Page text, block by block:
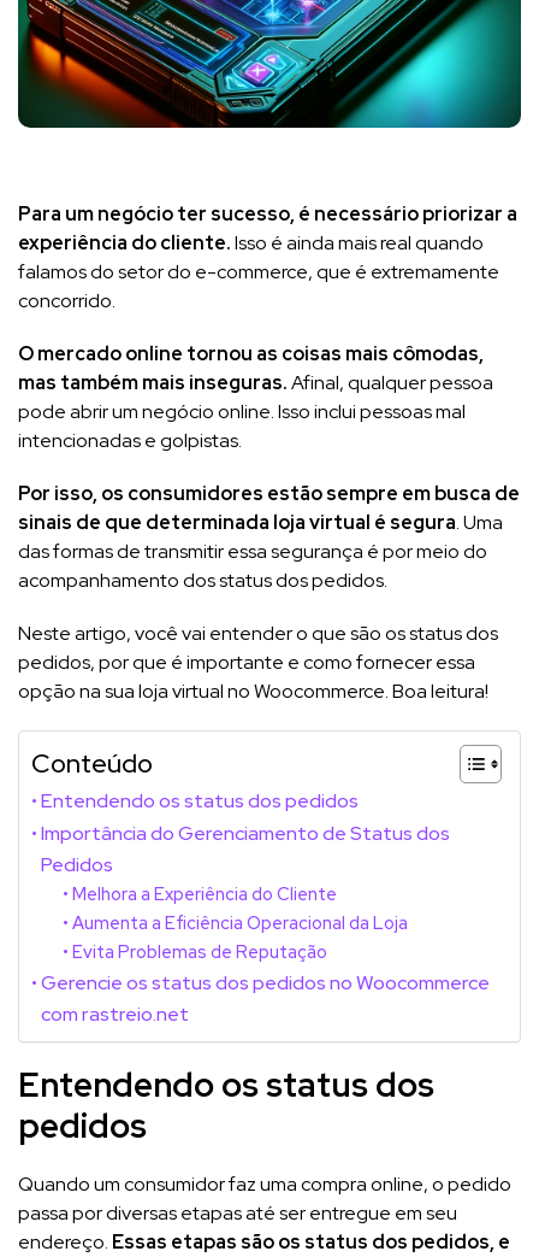
Para um negócio ter sucesso, é necessário priorizar a
experiência do cliente.Isso é ainda mais real quando
falamos do setor do e-commerce, que é extremamente
concorrido.
O mercado online tornou as coisas mais cômodas,
mas também mais inseguras.Afinal, qualquer pessoa
pode abrir um negócio online. Isso inclui pessoas mal
intencionadas e golpistas.
Por isso, os consumidores estão sempre em busca de
sinais de que determinada loja virtual é segura. Uma
das formas de transmitir essa segurança é por meio do
acompanhamento dos status dos pedidos.
Neste artigo, você vai entender o que são os status dos
pedidos, por que é importante e como fornecer essa
opção na sua loja virtual no Woocommerce. Boa leitura!
Conteúdo
Entendendo os status dos pedidos
Importância do Gerenciamento de Status dos
Pedidos
Melhora a Experiência do Cliente
Aumenta a Eficiência Operacional da Loja
Evita Problemas de Reputação
Gerencie os status dos pedidos no Woocommerce
com rastreio.net
Entendendo os status dos
pedidos
Quando um consumidor faz uma compra online, o pedido
passa por diversas etapas até ser entregue em seu
endereço. Essas etapas são os status dos pedidos, e